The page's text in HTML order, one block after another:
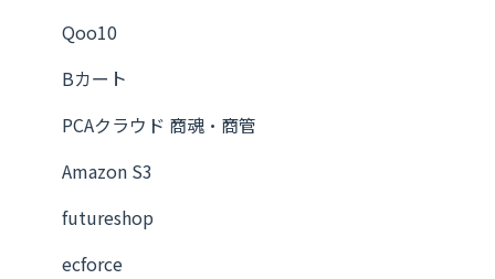
トリガー
ソーシャルPLUS
ScrapeHero Cloud
CData Connect Cloud
キントーン
Dropbox
Qoo10
Bカート
PCAクラウド 商魂・商管
Amazon S3
futureshop
ecforce